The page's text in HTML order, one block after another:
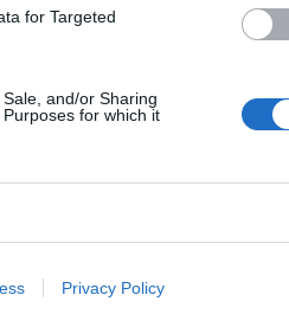
for Targeted
and/or Sharing
for which it
Privacy Policy